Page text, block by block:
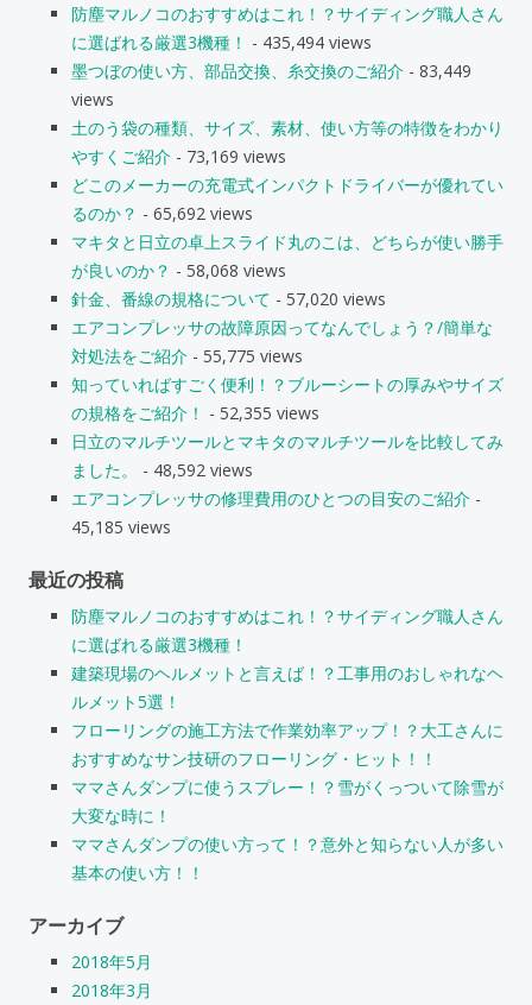
防塵マルノコのおすすめはこれ！？サイディング職人さん
に選ばれる厳選3機種！ - 435,494 views
墨つぼの使い方、部品交換、糸交換のご紹介 - 83,449
views
土のう袋の種類、サイズ、素材、使い方等の特徴をわかり
やすくご紹介 - 73,169 views
どこのメーカーの充電式インパクトドライバーが優れてい
るのか？ - 65,692 views
マキタと日立の卓上スライド丸のこは、どちらが使い勝手
が良いのか？ - 58,068 views
針金、番線の規格について - 57,020 views
エアコンプレッサの故障原因ってなんでしょう？/簡単な
対処法をご紹介 - 55,775 views
知っていればすごく便利！？ブルーシートの厚みやサイズ
の規格をご紹介！ - 52,355 views
日立のマルチツールとマキタのマルチツールを比較してみ
ました。
- 48,592 views
エアコンプレッサの修理費用のひとつの目安のご紹介 -
45,185 views
最近の投稿
防塵マルノコのおすすめはこれ！？サイディング職人さん
に選ばれる厳選3機種！
建築現場のヘルメットと言えば！？工事用のおしゃれなヘ
ルメット5選！
フローリングの施工方法で作業効率アップ！？大工さんに
おすすめなサン技研のフローリング・ヒット！！
ママさんダンプに使うスプレー！？雪がくっついて除雪が
大変な時に！
ママさんダンプの使い方って！？意外と知らない人が多い
基本の使い方！！
アーカイブ
2018年5月
2018年3月